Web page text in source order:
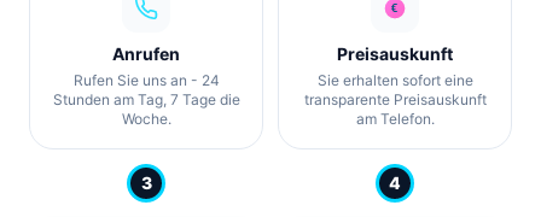
Anrufen
Rufen Sie uns an - 24
Stunden am Tag, 7 Tage die
Woche.
Preisauskunft
Sie erhalten sofort eine
transparente Preisauskunft
am Telefon.
3 4